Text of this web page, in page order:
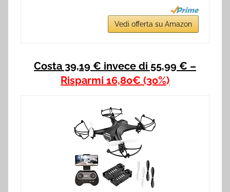
Vedi offerta su Amazon
Costa 39,19 € invece di 55,99 € –
Risparmi 16,80€ (30%)